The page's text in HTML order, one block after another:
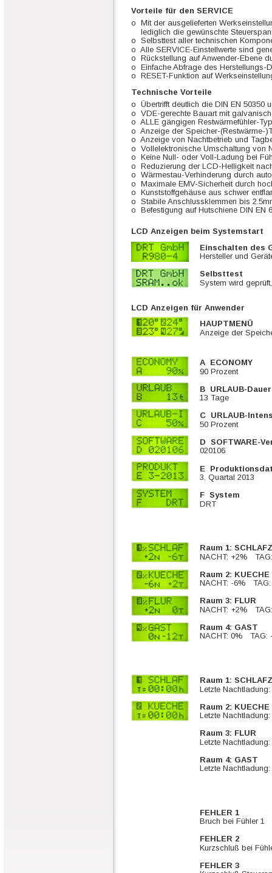
Vorteile für den SERVICE
o  Mit der ausgelieferten
lediglich die gewünschte
o  Selbsttest aller technischen
o  Alle SERVICE-Einstellwerte sind
o  Rückstellung auf Anwender-Ebene
o  Einfache Abfrage des Herstellungs-
o  RESET-Funktion auf
Technische Vorteile
o  Übertrifft deutlich die DIN EN 50350
o  VDE-gerechte Bauart mit
o  ALLE gängigen Restwärmefühler-
o  Anzeige der Speicher-(Restwärme-
o  Anzeige von Nachtbetrieb und
o  Vollelektronische Umschaltung von
o  Keine Null- oder Voll-Ladung bei
o  Reduzierung der LCD-Helligkeit
o  Wärmestau-Verhinderung durch
o  Maximale EMV-Sicherheit durch
o  Kunststoffgehäuse aus schwer
o  Stabile Anschlussklemmen bis
o  Befestigung auf Hutschiene DIN EN
LCD Anzeigen beim Systemstart
Einschalten des
Hersteller und
Selbsttest
System wird
LCD Anzeigen für Anwender
HAUPTMENÜ
Anzeige der
A  ECONOMY
90 Prozent
B  URLAUB-Dauer
13 Tage
C  URLAUB-
50 Prozent
D  SOFTWARE-
020106
E
3. Quartal 2013
F  System
DRT
Raum 1:
NACHT: +2%
Raum 2: KUECHE
NACHT: -6%
Raum 3: FLUR
NACHT: +2%
Raum 4: GAST
NACHT: 0%   TAG:
Raum 1:
Letzte Nachtladung:
Raum 2: KUECHE
Letzte Nachtladung:
Raum 3: FLUR
Letzte Nachtladung:
Raum 4: GAST
Letzte Nachtladung:
FEHLER 1
Bruch bei Fühler 1
FEHLER 2
Kurzschluß bei
FEHLER 3